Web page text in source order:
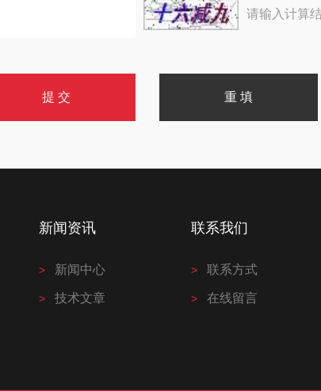
请输入计算
新闻资讯
新闻中心
技术文章
联系我们
联系方式
在线留言